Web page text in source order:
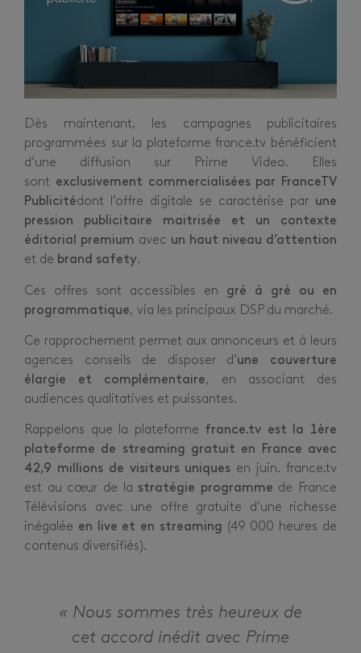
Dès maintenant, les campagnes publicitaires
programmées sur la plateforme france.tv bénéficient
d’une diffusion sur
Prime Video. Elles
sont exclusivement commercialisées par FranceTV
Publicitédont l’offre digitale se caractérise par une
pression publicitaire maitrisée et un contexte
éditorial premium avec un haut niveau d’attention
et de brand safety.
Ces offres sont accessibles en gré à gré ou en
programmatique, via les principaux DSP du marché.
Ce rapprochement permet aux annonceurs et à leurs
agences conseils de disposer d’une couverture
élargie et complémentaire, en associant des
audiences qualitatives et puissantes.
Rappelons que la plateforme france.tv est la 1ère
plateforme de streaming gratuit en France avec
42,9 millions de visiteurs uniques en juin. france.tv
est au cœur de la stratégie programme de France
Télévisions avec une offre gratuite d’une richesse
inégalée en live et en streaming (49 000 heures de
contenus diversifiés).
« Nous sommes très heureux de
cet accord inédit avec Prime